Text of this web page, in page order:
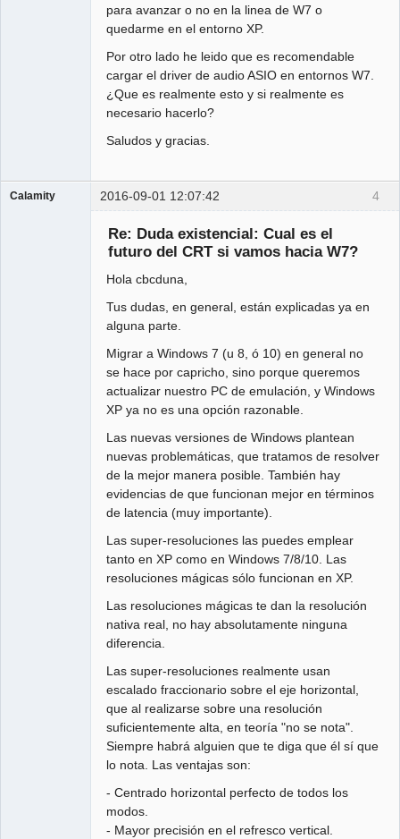
para avanzar o no en la linea de W7 o
quedarme en el entorno XP.
Por otro lado he leido que es recomendable
cargar el driver de audio ASIO en entornos W7.
¿Que es realmente esto y si realmente es
necesario hacerlo?
Saludos y gracias.
4
Calamity 2016-09-01 12:07:42
Re: Duda existencial: Cual es el
futuro del CRT si vamos hacia W7?
Hola cbcduna,
Tus dudas, en general, están explicadas ya en
alguna parte.
Migrar a Windows 7 (u 8, ó 10) en general no
se hace por capricho, sino porque queremos
actualizar nuestro PC de emulación, y Windows
XP ya no es una opción razonable.
Las nuevas versiones de Windows plantean
nuevas problemáticas, que tratamos de resolver
de la mejor manera posible. También hay
evidencias de que funcionan mejor en términos
de latencia (muy importante).
Las super-resoluciones las puedes emplear
tanto en XP como en Windows 7/8/10. Las
resoluciones mágicas sólo funcionan en XP.
Las resoluciones mágicas te dan la resolución
nativa real, no hay absolutamente ninguna
diferencia.
Las super-resoluciones realmente usan
escalado fraccionario sobre el eje horizontal,
que al realizarse sobre una resolución
suficientemente alta, en teoría "no se nota".
Siempre habrá alguien que te diga que él sí que
lo nota. Las ventajas son:
- Centrado horizontal perfecto de todos los
modos.
- Mayor precisión en el refresco vertical.